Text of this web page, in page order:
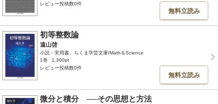
レビュー投稿数0件
無料立読み
初等整数論
遠山啓
小説・実用書、ちくま学芸文庫/Math＆Science
1巻
1,360pt
レビュー投稿数0件
無料立読み
微分と積分 ──その思想と方法